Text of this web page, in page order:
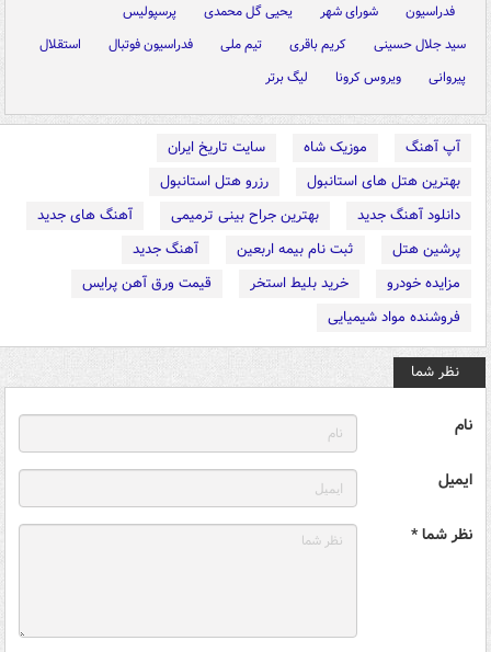
فدراسیون شورای شهر یحیی گل محمدی
پرسپولیس
سید جلال حسینی
کریم باقری تیم ملی فدراسیون فوتبال
استقلال
پیروانی
ویروس کرونا لیگ برتر
آپ آهنگ موزیک شاه
سایت تاریخ ایران
بهترین هتل های استانبول
رزرو هتل استانبول
دانلود آهنگ جدید
بهترین جراح بینی ترمیمی
آهنگ های جدید
پرشین هتل
ثبت نام بیمه اربعین
آهنگ جدید
مزایده خودرو
خرید بلیط استخر
قیمت ورق آهن پرایس
فروشنده مواد شیمیایی
نظر شما
نام
ایمیل
نظر شما *